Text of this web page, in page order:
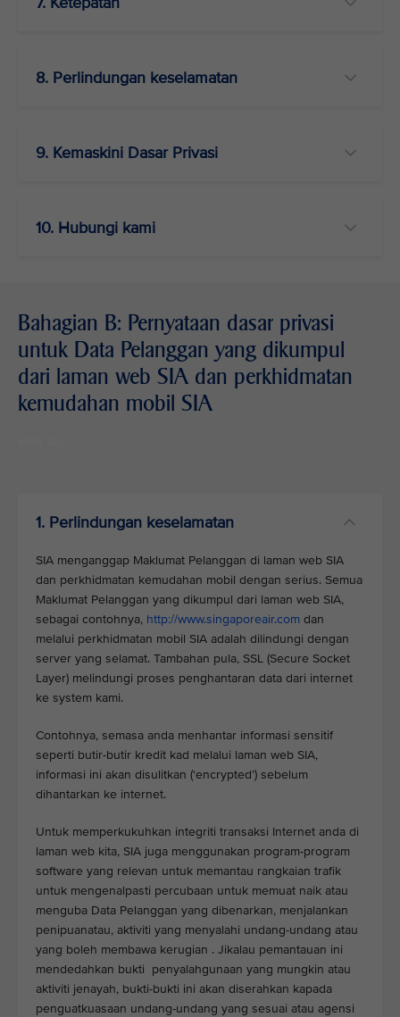
8. Perlindungan keselamatan
9. Kemaskini Dasar Privasi
10. Hubungi kami
Bahagian B: Pernyataan dasar privasi
untuk Data Pelanggan yang dikumpul
dari laman web SIA dan perkhidmatan
kemudahan mobil SIA
1. Perlindungan keselamatan
SIA menganggap Maklumat Pelanggan di laman web SIA
dan perkhidmatan kemudahan mobil dengan serius. Semua
Maklumat Pelanggan yang dikumpul dari laman web SIA,
sebagai contohnya, http://www.singaporeair.com dan
melalui perkhidmatan mobil SIA adalah dilindungi dengan
server yang selamat. Tambahan pula, SSL (Secure Socket
Layer) melindungi proses penghantaran data dari internet
ke system kami.
Contohnya, semasa anda menhantar informasi sensitif
seperti butir-butir kredit kad melalui laman web SIA,
informasi ini akan disulitkan (‘encrypted’) sebelum
dihantarkan ke internet.
Untuk memperkukuhkan integriti transaksi Internet anda di
laman web kita, SIA juga menggunakan program-program
software yang relevan untuk memantau rangkaian trafik
untuk mengenalpasti percubaan untuk memuat naik atau
menguba Data Pelanggan yang dibenarkan, menjalankan
penipuanatau, aktiviti yang menyalahi undang-undang atau
yang boleh membawa kerugian . Jikalau pemantauan ini
mendedahkan bukti penyalahgunaan yang mungkin atau
aktiviti jenayah, bukti-bukti ini akan diserahkan kapada
penguatkuasaan undang-undang yang sesuai atau agensi